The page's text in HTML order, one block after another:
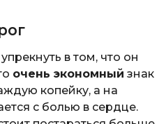
в том, что он
очень экономный знак
копейку, а на
с болью в сердце.